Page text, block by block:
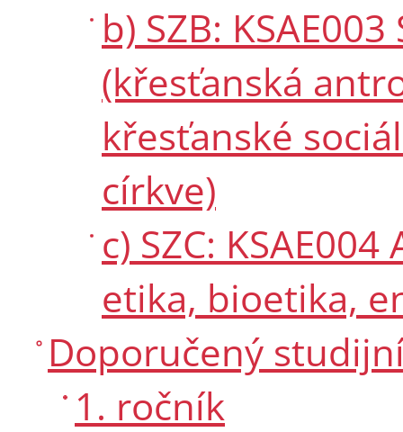
b) SZB:
(křesťanská
křesťanské
církve)
c) SZC:
etika, bioetika,
Doporučený
1. ročník